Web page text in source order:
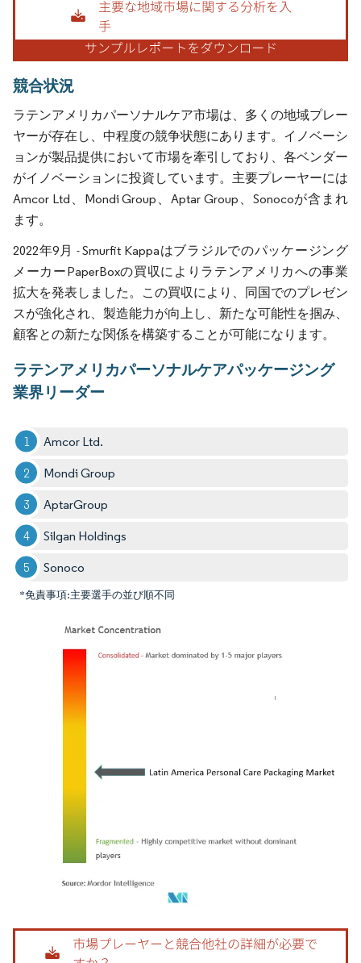
競合状況
ラテンアメリカパーソナルケア市場は、多くの地域プレー
ヤーが存在し、中程度の競争状態にあります。イノベーシ
ョンが製品提供において市場を牽引しており、各ベンダー
がイノベーションに投資しています。主要プレーヤーには
Amcor Ltd、Mondi Group、Aptar Group、Sonocoが含まれ
ます。
2022年9月 - Smurfit Kappaはブラジルでのパッケージング
メーカーPaperBoxの買収によりラテンアメリカへの事業
拡大を発表しました。この買収により、同国でのプレゼン
スが強化され、製造能力が向上し、新たな可能性を掴み、
顧客との新たな関係を構築することが可能になります。
ラテンアメリカパーソナルケアパッケージング
業界リーダー
Amcor Ltd.
Mondi Group
AptarGroup
Silgan Holdings
Sonoco
*免責事項:主要選手の並び順不同
画像 © Mordor Intelligence。再利用にはCC BY 4.0の表示が必要です。